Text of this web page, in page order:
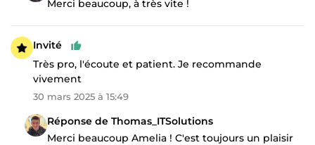
Merci beaucoup, à très vite !
Invité
Très pro, l'écoute et patient. Je recommande
vivement
30 mars 2025 à 15:49
Réponse de Thomas_ITSolutions
Merci beaucoup Amelia ! C'est toujours un plaisir